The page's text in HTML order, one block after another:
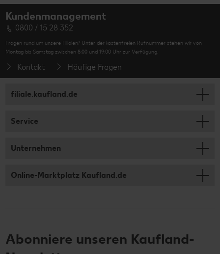
Kundenmanagement
0800 / 15 28 352
Fragen rund um unsere Filialen? Unter der kostenfreien Rufnummer stehen wir von
Montag bis Samstag zwischen 8:00 und 19:00 Uhr zur Verfügung.
Kontakt Häufige Fragen
filiale.kaufland.de
Service
Unternehmen
Online-Marktplatz Kaufland.de
Abonniere unseren Kaufland-